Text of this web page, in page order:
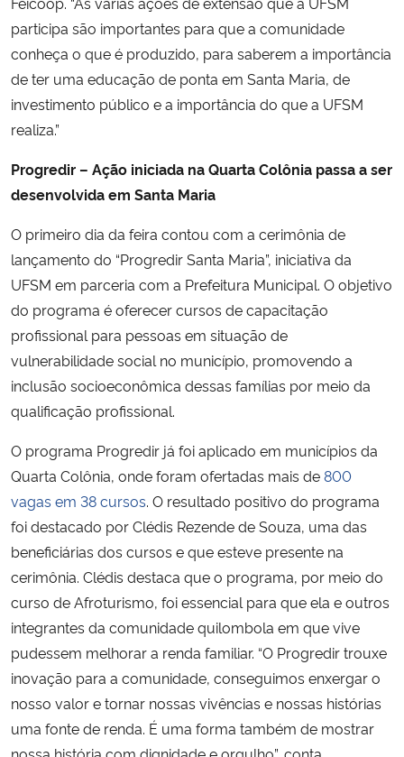
participa são importantes para que a comunidade
conheça o que é produzido, para saberem a importância
de ter uma educação de ponta em Santa Maria, de
investimento público e a importância do que a UFSM
realiza.”
Progredir – Ação iniciada na Quarta Colônia passa a ser
desenvolvida em Santa Maria
O primeiro dia da feira contou com a cerimônia de
lançamento do “Progredir Santa Maria”, iniciativa da
UFSM em parceria com a Prefeitura Municipal. O objetivo
do programa é oferecer cursos de capacitação
profissional para pessoas em situação de
vulnerabilidade social no município, promovendo a
inclusão socioeconômica dessas famílias por meio da
qualificação profissional.
O programa Progredir já foi aplicado em municípios da
Quarta Colônia, onde foram ofertadas mais de800
vagas em 38 cursos. O resultado positivo do programa
foi destacado por Clédis Rezende de Souza, uma das
beneficiárias dos cursos e que esteve presente na
cerimônia. Clédis destaca que o programa, por meio do
curso de Afroturismo, foi essencial para que ela e outros
integrantes da comunidade quilombola em que vive
pudessem melhorar a renda familiar. “O Progredir trouxe
inovação para a comunidade, conseguimos enxergar o
nosso valor e tornar nossas vivências e nossas histórias
uma fonte de renda. É uma forma também de mostrar